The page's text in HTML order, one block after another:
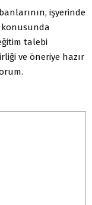
işyerinde
talebi
ve öneriye hazır